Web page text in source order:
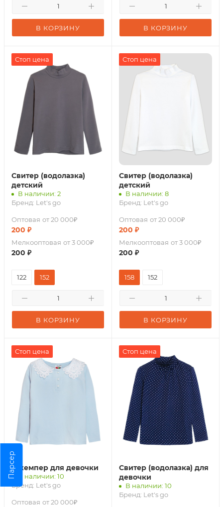
В КОРЗИНУ В КОРЗИНУ
Стоп цена
Свитер (водолазка)
детский
В наличии: 2
Бренд: Let's go
Оптовая от 20 000₽
200 ₽
Мелкооптовая от 3 000₽
200 ₽
В КОРЗИНУ
122 152
Стоп цена
Свитер (водолазка)
детский
В наличии: 8
Бренд: Let's go
Оптовая от 20 000₽
200 ₽
Мелкооптовая от 3 000₽
200 ₽
В КОРЗИНУ
158 152
Стоп цена
Джемпер для девочки
В наличии: 10
Бренд: Let's go
Оптовая от 20 000₽
Стоп цена
Свитер (водолазка) для
девочки
В наличии: 10
Бренд: Let's go
Парсер